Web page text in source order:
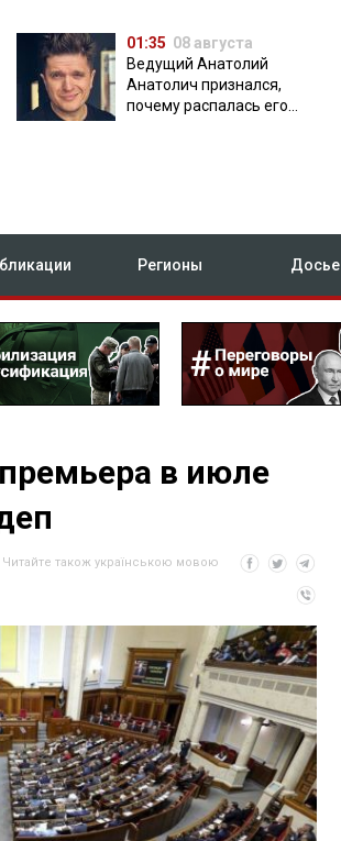
01:35 08 августа
Ведущий Анатолий
Анатолич признался,
почему распалась его
Регионы Досье
в июле
Читайте також українською мовою